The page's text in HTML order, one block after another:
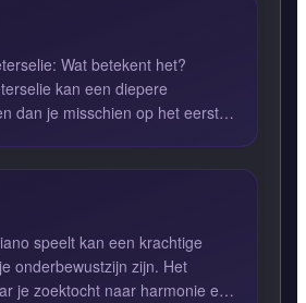
Wat betekent het?
kan een diepere
dan je misschien op het eerste
speelt kan een krachtige
onderbewustzijn zijn. Het
je zoektocht naar harmonie en